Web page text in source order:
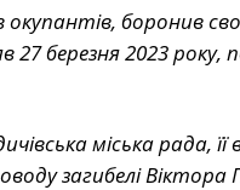
окупантів, боронив
березня 2023 року,
міська рада,
загибелі Віктора